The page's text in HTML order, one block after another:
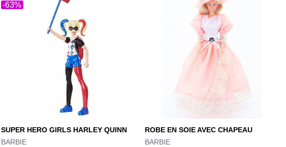
-63%
SUPER HERO GIRLS HARLEY QUINN
BARBIE
ROBE EN SOIE AVEC CHAPEAU
BARBIE